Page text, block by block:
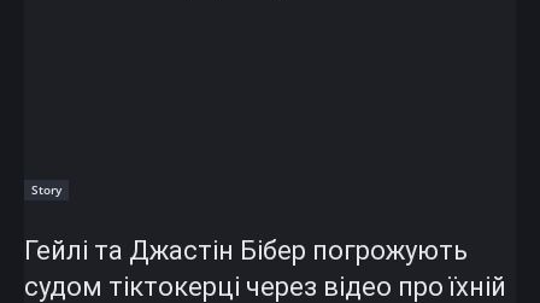
Story
Гейлі та Джастін Бібер погрожують
судом тіктокерці через відео про їхній